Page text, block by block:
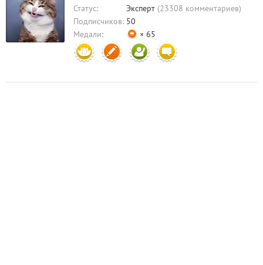
Статус: Эксперт (23308 комментариев)
Подписчиков: 50
Медали:
× 65